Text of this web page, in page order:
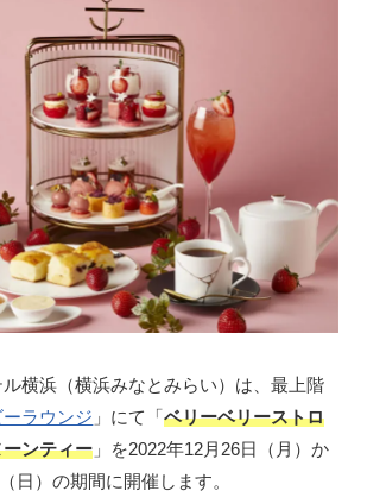
横浜（横浜みなとみらい）は、最上階
ーラウンジ 」にて「ベリーベリーストロ
ンティー 」を2022年12月26日（月）か
日）の期間に開催します。